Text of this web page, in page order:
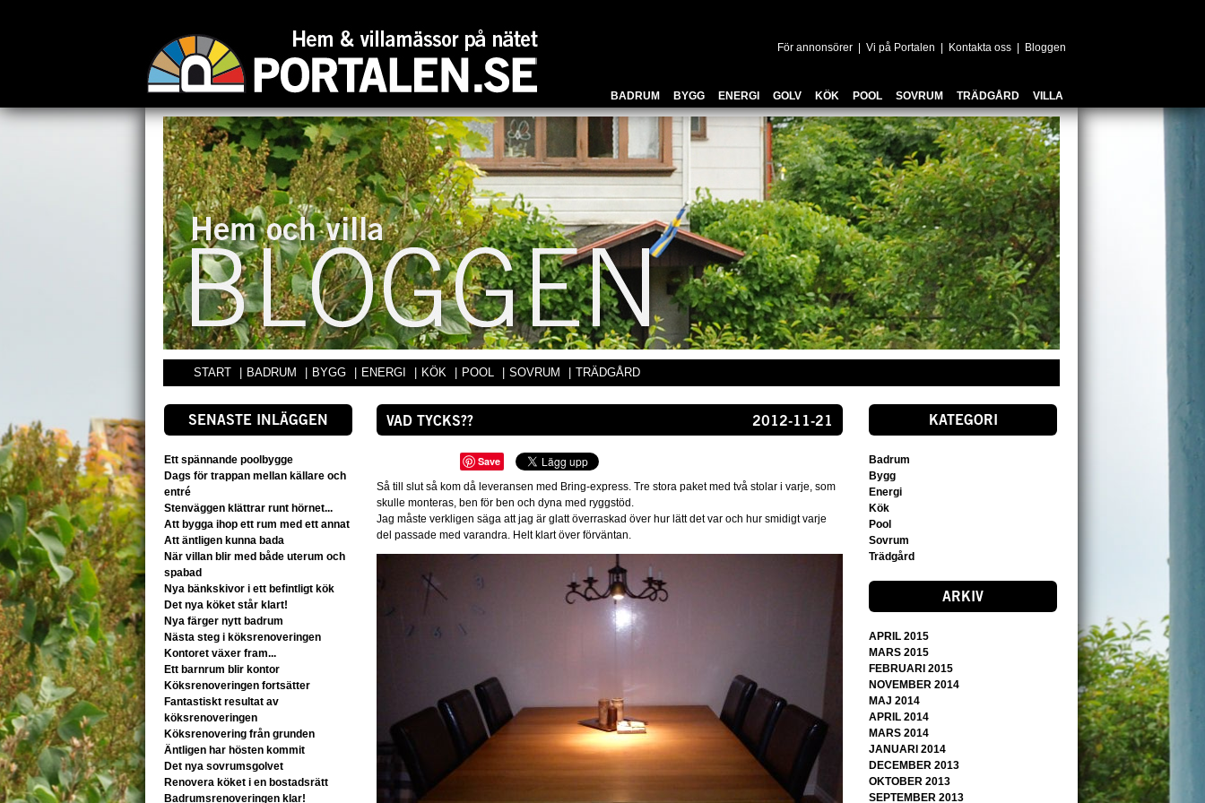
För annonsörer Vi på Portalen Kontakta oss Bloggen
BADRUM BYGG ENERGI GOLV KÖK POOL SOVRUM TRÄDGÅRD VILLA
START BADRUM BYGG ENERGI KÖK POOL SOVRUM TRÄDGÅRD
SENASTE INLÄGGEN
Ett spännande poolbygge
Dags för trappan mellan källare och
entré
Stenväggen klättrar runt hörnet...
Att bygga ihop ett rum med ett annat
Att äntligen kunna bada
När villan blir med både uterum och
spabad
Nya bänkskivor i ett befintligt kök
Det nya köket står klart!
Nya färger nytt badrum
Nästa steg i köksrenoveringen
Kontoret växer fram...
Ett barnrum blir kontor
Köksrenoveringen fortsätter
Fantastiskt resultat av
köksrenoveringen
Köksrenovering från grunden
Äntligen har hösten kommit
Det nya sovrumsgolvet
Renovera köket i en bostadsrätt
Badrumsrenoveringen klar!
VAD TYCKS?? 2012-11-21
Save
Så till slut så kom då leveransen med Bring-express. Tre stora paket med två stolar i varje, som
skulle monteras, ben för ben och dyna med ryggstöd.
Jag måste verkligen säga att jag är glatt överraskad över hur lätt det var och hur smidigt varje
del passade med varandra. Helt klart över förväntan.
KATEGORI
Badrum
Bygg
Energi
Kök
Pool
Sovrum
Trädgård
ARKIV
APRIL 2015
MARS 2015
FEBRUARI 2015
NOVEMBER 2014
MAJ 2014
APRIL 2014
MARS 2014
JANUARI 2014
DECEMBER 2013
OKTOBER 2013
SEPTEMBER 2013